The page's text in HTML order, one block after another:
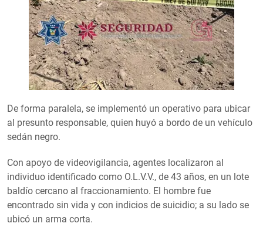
De forma paralela, se implementó un operativo para ubicar
al presunto responsable, quien huyó a bordo de un vehículo
sedán negro.
Con apoyo de videovigilancia, agentes localizaron al
individuo identificado como O.L.V.V., de 43 años, en un lote
baldío cercano al fraccionamiento. El hombre fue
encontrado sin vida y con indicios de suicidio; a su lado se
ubicó un arma corta.